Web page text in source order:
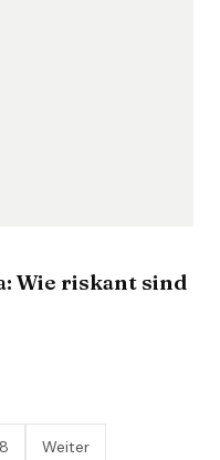
Wie riskant sind
Weiter